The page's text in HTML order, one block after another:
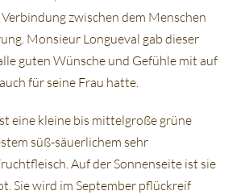
zwischen dem Menschen
Monsieur Longueval gab dieser
guten Wünsche und Gefühle mit auf
für seine Frau hatte.
eine kleine bis mittelgroße grüne
süß-säuerlichem sehr
Auf der Sonnenseite ist sie
Sie wird im September pflückreif